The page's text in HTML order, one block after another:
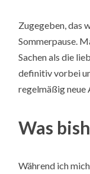
Zugegeben, das
Sommerpause.
Sachen als die
definitiv vorbei
regelmäßig neue
Was
Während ich